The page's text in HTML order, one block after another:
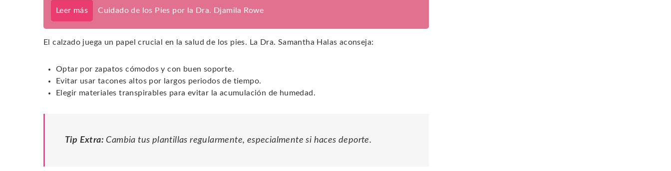
Leer más Cuidado de los Pies por la Dra. Djamila Rowe
El calzado juega un papel crucial en la salud de los pies. La Dra. Samantha Halas aconseja:
Optar por zapatos cómodos y con buen soporte.
Evitar usar tacones altos por largos periodos de tiempo.
Elegir materiales transpirables para evitar la acumulación de humedad.
Tip Extra: Cambia tus plantillas regularmente, especialmente si haces deporte.